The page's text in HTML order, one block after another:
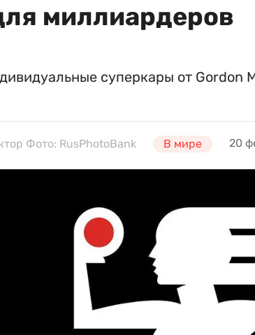
миллиардеров
суперкары от Gordon
Фото: RusPhotoBank В мире 20